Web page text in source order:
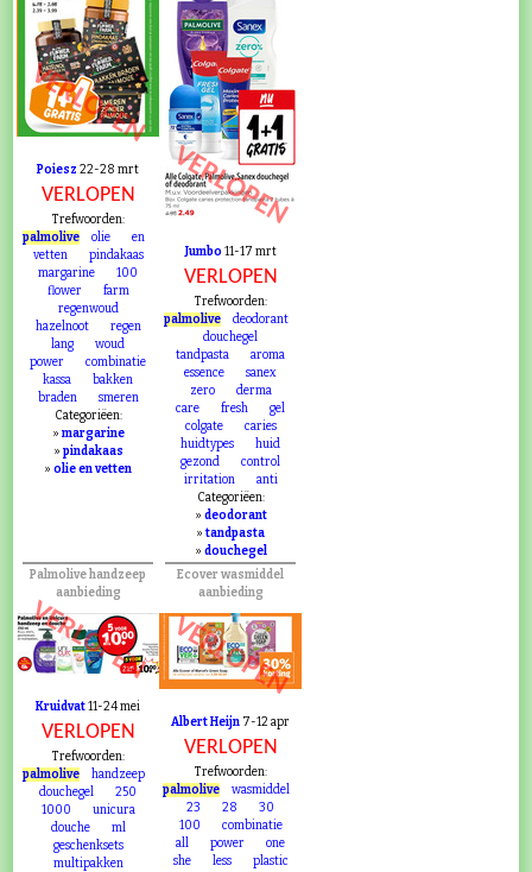
VERLOPEN
Poiesz 22-28 mrt
VERLOPEN
Trefwoorden:
palmolive
olie
en
vetten
pindakaas
margarine
100
flower
farm
regenwoud
hazelnoot
regen
lang
woud
power
combinatie
kassa
bakken
braden
smeren
Categoriëen:
» margarine
» pindakaas
»olie en vetten
VERLOPEN
Jumbo 11-17 mrt
VERLOPEN
Trefwoorden:
palmolive
deodorant
douchegel
tandpasta
aroma
essence
sanex
zero
derma
care
fresh
gel
colgate
caries
huidtypes
huid
gezond
control
irritation
anti
Categoriëen:
» deodorant
»tandpasta
» douchegel
Palmolive handzeep
aanbieding
VERLOPEN
Kruidvat11-24 mei
VERLOPEN
Trefwoorden:
palmolive
handzeep
douchegel
250
1000
unicura
douche
ml
geschenksets
multipakken
Ecover wasmiddel
aanbieding
VERLOPEN
Albert Heijn 7-12 apr
VERLOPEN
Trefwoorden:
palmolive
wasmiddel
23
28
30
100
combinatie
all
power
one
she
less
plastic